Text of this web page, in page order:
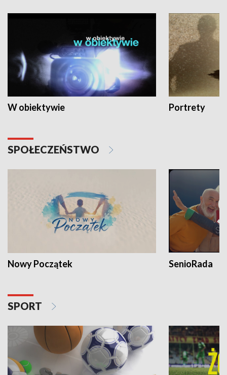
W obiektywie Portrety
SPOŁECZEŃSTWO
Nowy Początek SenioRada
SPORT